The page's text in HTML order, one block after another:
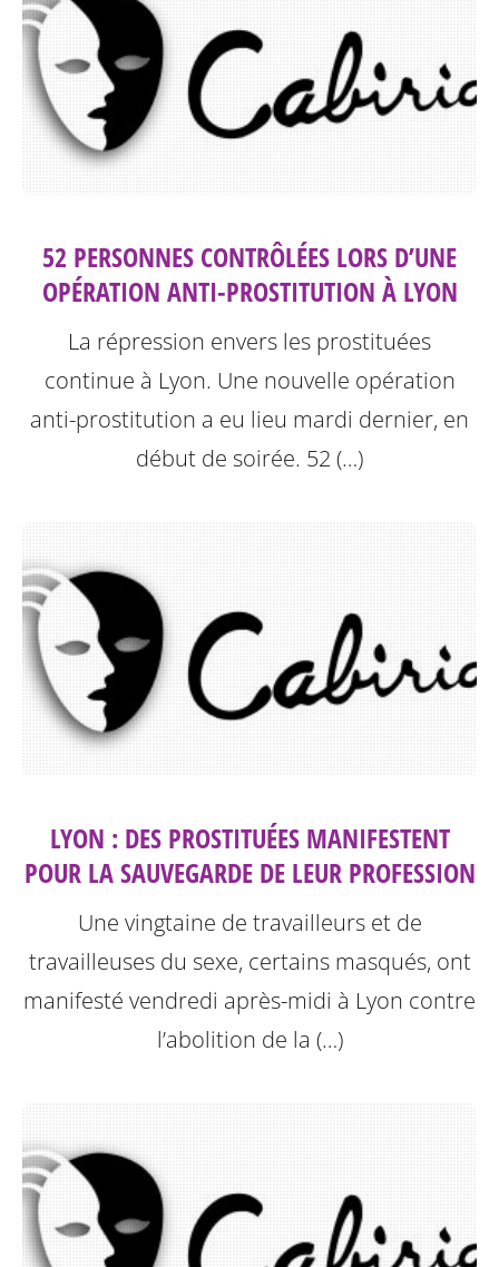
52 PERSONNES CONTRÔLÉES LORS D’UNE
OPÉRATION ANTI-PROSTITUTION À LYON
La répression envers les prostituées
continue à Lyon. Une nouvelle opération
anti-prostitution a eu lieu mardi dernier, en
début de soirée. 52 (…)
LYON : DES PROSTITUÉES MANIFESTENT
POUR LA SAUVEGARDE DE LEUR PROFESSION
Une vingtaine de travailleurs et de
travailleuses du sexe, certains masqués, ont
manifesté vendredi après-midi à Lyon contre
l’abolition de la (…)